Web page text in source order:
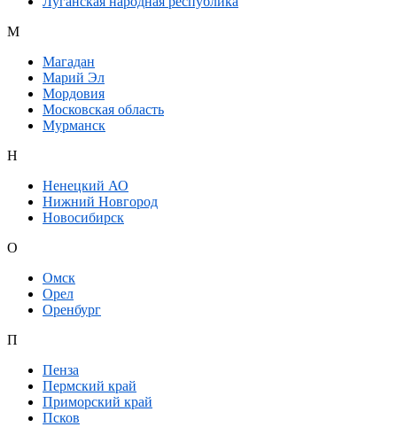
М
Магадан
Марий Эл
Мордовия
Московская область
Мурманск
Н
Ненецкий АО
Нижний Новгород
Новосибирск
О
Омск
Орел
Оренбург
П
Пенза
Пермский край
Приморский край
Псков